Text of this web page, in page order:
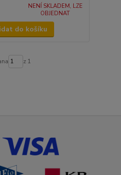
NENÍ SKLADEM, LZE
OBJEDNAT
do košíku
z 1